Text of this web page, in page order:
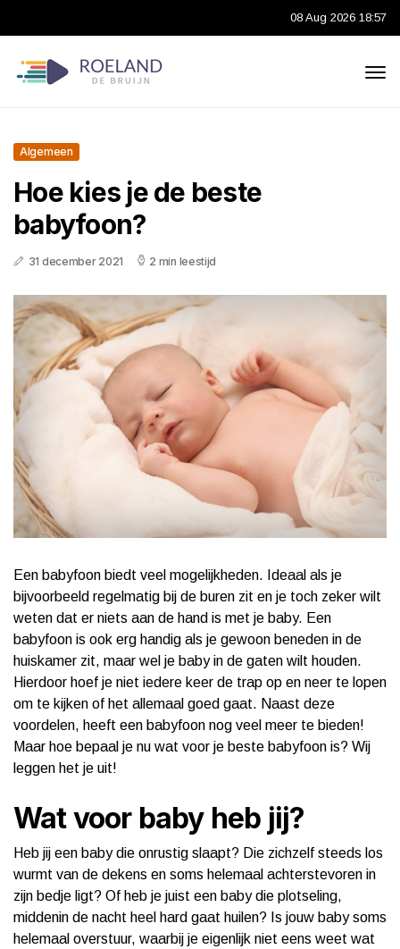
08 Aug 2026 18:57
Algemeen
Hoe kies je de beste
babyfoon?
31 december 2021 2 min leestijd
Een babyfoon biedt veel mogelijkheden. Ideaal als je
bijvoorbeeld regelmatig bij de buren zit en je toch zeker wilt
weten dat er niets aan de hand is met je baby. Een
babyfoon is ook erg handig als je gewoon beneden in de
huiskamer zit, maar wel je baby in de gaten wilt houden.
Hierdoor hoef je niet iedere keer de trap op en neer te lopen
om te kijken of het allemaal goed gaat. Naast deze
voordelen, heeft een babyfoon nog veel meer te bieden!
Maar hoe bepaal je nu wat voor je beste babyfoon is? Wij
leggen het je uit!
Wat voor baby heb jij?
Heb jij een baby die onrustig slaapt? Die zichzelf steeds los
wurmt van de dekens en soms helemaal achterstevoren in
zijn bedje ligt? Of heb je juist een baby die plotseling,
middenin de nacht heel hard gaat huilen? Is jouw baby soms
helemaal overstuur, waarbij je eigenlijk niet eens weet wat